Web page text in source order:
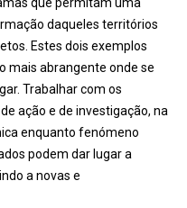
que permitam uma
daqueles territórios
Estes dois exemplos
mais abrangente onde se
Trabalhar com os
ação e de investigação, na
enquanto fenómeno
podem dar lugar a
a novas e